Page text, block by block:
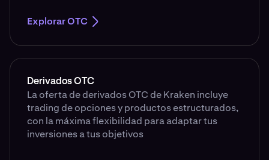
Explorar OTC
Derivados OTC
La oferta de derivados OTC de Kraken incluye
trading de opciones y productos estructurados,
con la máxima flexibilidad para adaptar tus
inversiones a tus objetivos